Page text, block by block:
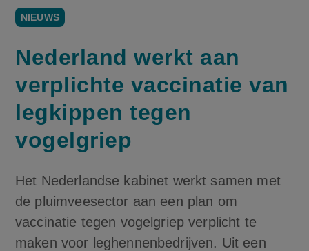
NIEUWS
Nederland werkt aan
verplichte vaccinatie van
legkippen tegen
vogelgriep
Het Nederlandse kabinet werkt samen met
de pluimveesector aan een plan om
vaccinatie tegen vogelgriep verplicht te
maken voor leghennenbedrijven. Uit een